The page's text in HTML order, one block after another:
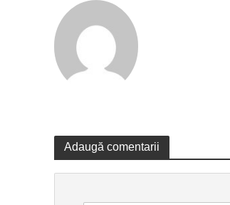
Adaugă comentarii